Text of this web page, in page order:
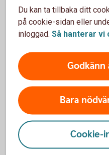
Läs mer om olika
Pension - mer
Börja
Låt oss hjälpa dig att
pensionssparandet till
Du kan ta tillbaka ditt
på cookie-sidan eller
inloggad. Så hanterar vi
Godkänn
Bara
Cookie-